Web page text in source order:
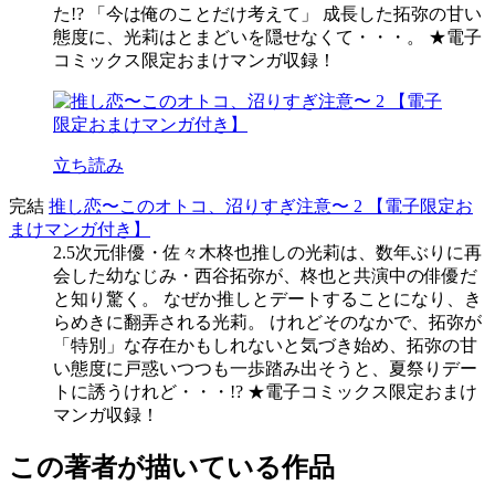
た!? 「今は俺のことだけ考えて」 成長した拓弥の甘い
態度に、光莉はとまどいを隠せなくて・・・。 ★電子
コミックス限定おまけマンガ収録！
立ち読み
完結 推し恋〜このオトコ、沼りすぎ注意〜 2 【電子限定お
まけマンガ付き】
2.5次元俳優・佐々木柊也推しの光莉は、数年ぶりに再
会した幼なじみ・西谷拓弥が、柊也と共演中の俳優だ
と知り驚く。 なぜか推しとデートすることになり、き
らめきに翻弄される光莉。 けれどそのなかで、拓弥が
「特別」な存在かもしれないと気づき始め、拓弥の甘
い態度に戸惑いつつも一歩踏み出そうと、夏祭りデー
トに誘うけれど・・・!? ★電子コミックス限定おまけ
マンガ収録！
この著者が描いている作品